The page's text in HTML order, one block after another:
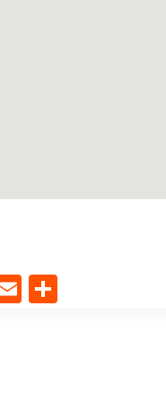
Email